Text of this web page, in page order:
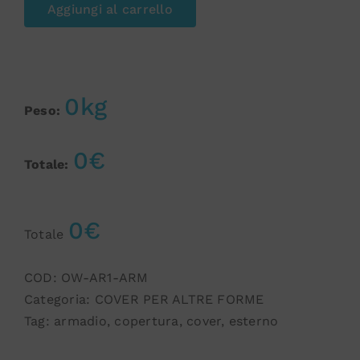
Aggiungi al carrello
Peso: 0kg
Totale: 0€
Totale 0€
COD: OW-AR1-ARM
Categoria: COVER PER ALTRE FORME
Tag: armadio, copertura, cover, esterno